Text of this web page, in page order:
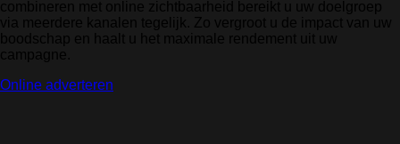
combineren met online zichtbaarheid bereikt u uw doelgroep
via meerdere kanalen tegelijk. Zo vergroot u de impact van uw
boodschap en haalt u het maximale rendement uit uw
campagne.
Online adverteren